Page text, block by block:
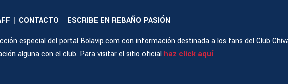
| CONTACTO | ESCRIBE EN REBAÑO PASIÓN
especial del portal Bolavip.com con información destinada a los fans del Club
alguna con el club. Para visitar el sitio oficial haz click aquí